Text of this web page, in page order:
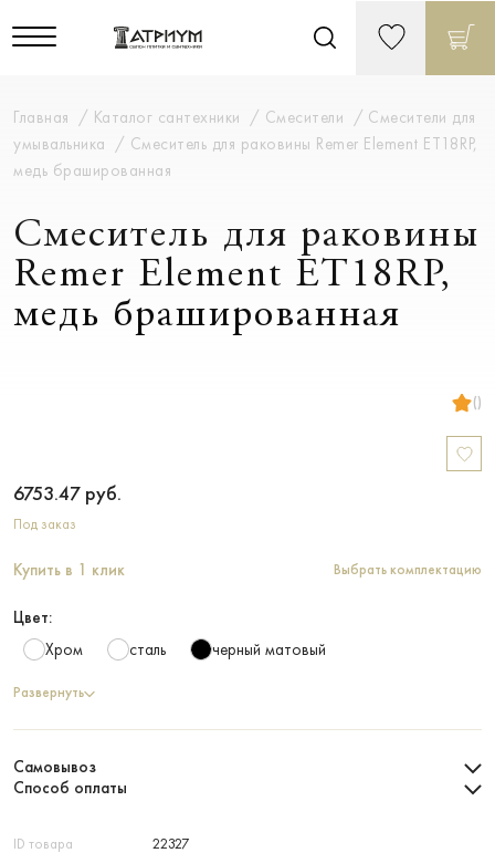
Главная Каталог сантехники Смесители
Смесители для
умывальника
Смеситель для раковины Remer Element ET18RP,
медь брашированная
Смеситель для раковины
Remer Element ET18RP,
медь брашированная
()
ID товара
22327
6753.47 руб.
Под заказ
Купить в 1 клик Выбрать комплектацию
Цвет:
Хром
сталь черный матовый
Развернуть
Самовывоз
Способ оплаты